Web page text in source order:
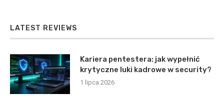
LATEST REVIEWS
Kariera pentestera: jak wypełnić
krytyczne luki kadrowe w security?
1 lipca 2026